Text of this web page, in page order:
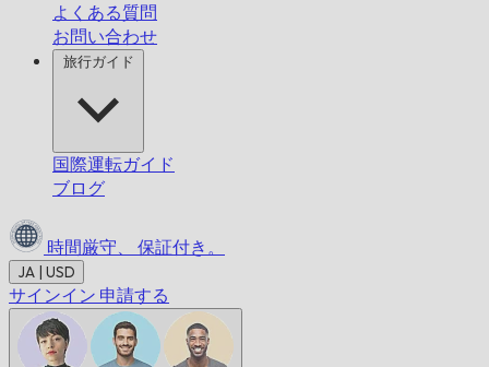
よくある質問
お問い合わせ
旅行ガイド
国際運転ガイド
ブログ
時間厳守、 保証付き。
JA | USD
サインイン 申請する